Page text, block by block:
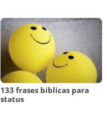
133 frases bíblicas para
status